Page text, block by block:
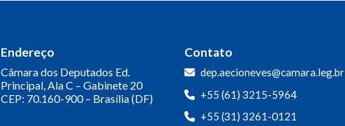
Endereço
Câmara dos Deputados Ed.
Principal, Ala C – Gabinete 20
CEP: 70.160-900 – Brasília (DF)
Contato
dep.aecioneves@camara.leg.br
+55 (61) 3215-5964
+55 (31) 3261-0121